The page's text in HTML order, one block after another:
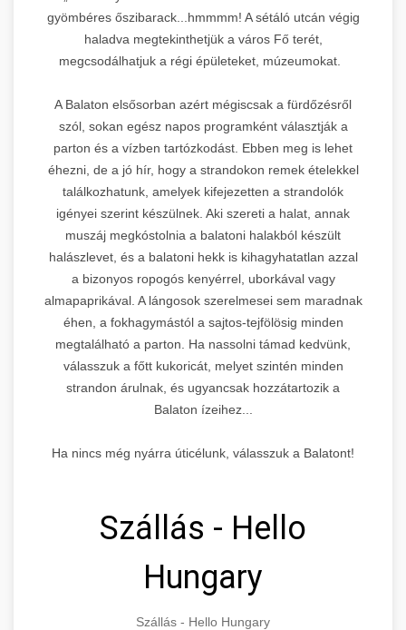
gyömbéres őszibarack...hmmmm! A sétáló utcán végig
haladva megtekinthetjük a város Fő terét,
megcsodálhatjuk a régi épületeket, múzeumokat.
A Balaton elsősorban azért mégiscsak a fürdőzésről
szól, sokan egész napos programként választják a
parton és a vízben tartózkodást. Ebben meg is lehet
éhezni, de a jó hír, hogy a strandokon remek ételekkel
találkozhatunk, amelyek kifejezetten a strandolók
igényei szerint készülnek. Aki szereti a halat, annak
muszáj megkóstolnia a balatoni halakból készült
halászlevet, és a balatoni hekk is kihagyhatatlan azzal
a bizonyos ropogós kenyérrel, uborkával vagy
almapaprikával. A lángosok szerelmesei sem maradnak
éhen, a fokhagymástól a sajtos-tejfölösig minden
megtalálható a parton. Ha nassolni támad kedvünk,
válasszuk a főtt kukoricát, melyet szintén minden
strandon árulnak, és ugyancsak hozzátartozik a
Balaton ízeihez...
Ha nincs még nyárra úticélunk, válasszuk a Balatont!
Szállás - Hello
Hungary
Szállás - Hello Hungary